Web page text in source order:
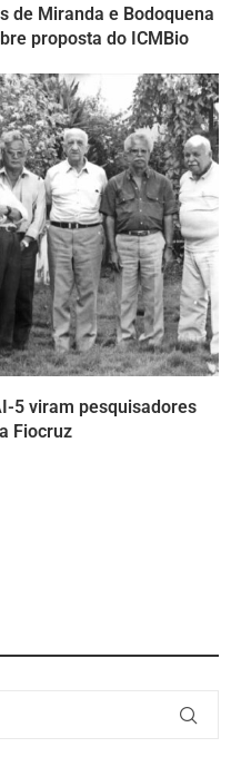
de Miranda e Bodoquena
proposta do ICMBio
5 viram pesquisadores
Fiocruz